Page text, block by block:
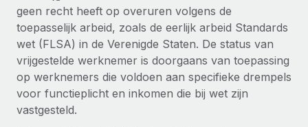
Zzp'ers internationaal onboarden en beheren
PEO
Ingewikkelde HR-taken eenvoudig uitbesteden
INFRASTRUCTUUR
Remote Embedded
GROEIFASE
Start-ups
Flexibele global HR en payroll solutions voor groeiende
bedrijven
Betalingscalculator voor zzp'ers
Ontdek valuta-opties en betaalsnelheden voor
internationale zzp'ers
LEREN MET REMOTE
Onderzoek en gidsen
Nederlands
Français
Deutsch
Inloggen
geen recht heeft op overuren volgens de
toepasselijk arbeid, zoals de eerlijk arbeid Standards
wet (FLSA) in de Verenigde Staten. De status van
vrijgestelde werknemer is doorgaans van toepassing
op werknemers die voldoen aan specifieke drempels
voor functieplicht en inkomen die bij wet zijn
vastgesteld.